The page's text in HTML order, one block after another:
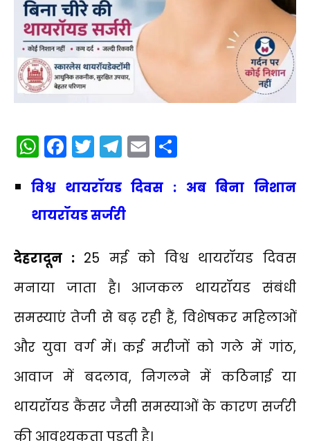
WhatsApp
Facebook
Twitter
Telegram
Email
विश्व थायरॉयड दिवस : अब बिना निशान
थायरॉयड सर्जरी
देहरादून :25 मई को विश्व थायरॉयड दिवस
मनाया जाता है। आजकल थायरॉयड संबंधी
समस्याएं तेजी से बढ़ रही हैं, विशेषकर महिलाओं
और युवा वर्ग में। कई मरीजों को गले में गांठ,
आवाज में बदलाव, निगलने में कठिनाई या
थायरॉयड कैंसर जैसी समस्याओं के कारण सर्जरी
की आवश्यकता पड़ती है।